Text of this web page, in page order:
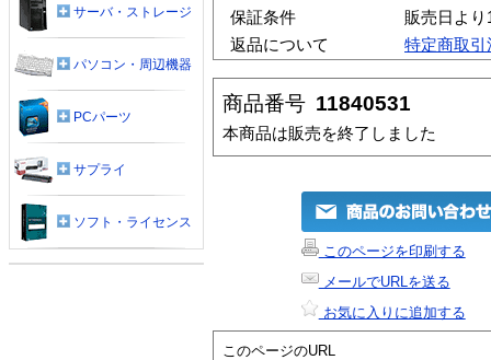
保証条件
販売日よ
返品について
特定商取
商品番号 11840531
本商品は販売を終了しました
このページを印刷する
メールでURLを送る
お気に入りに追加する
このページのURL
サーバ・ストレージ
パソコン・周辺機器
PCパーツ
サプライ
ソフト・ライセンス